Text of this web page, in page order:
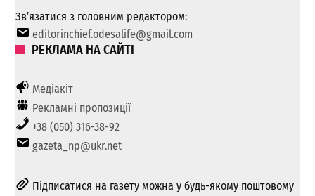
Зв’язатися з головним редактором:
editorinchief.odesalife@gmail.com
РЕКЛАМА НА САЙТІ
Медіакіт
Рекламні пропозиції
+38 (050) 316-38-92
gazeta_np@ukr.net
Підписатися на газету можна у будь-якому поштовому